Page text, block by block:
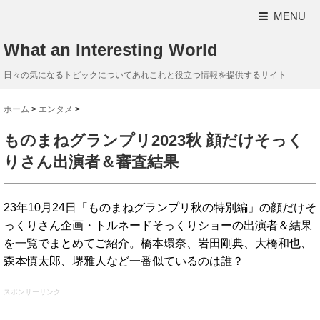
MENU
What an Interesting World
日々の気になるトピックについてあれこれと役立つ情報を提供するサイト
ホーム > エンタメ >
ものまねグランプリ2023秋 顔だけそっく
りさん出演者＆審査結果
23年10月24日「ものまねグランプリ秋の特別編」の顔だけそ
っくりさん企画・トルネードそっくりショーの出演者＆結果
を一覧でまとめてご紹介。橋本環奈、岩田剛典、大橋和也、
森本慎太郎、堺雅人など一番似ているのは誰？
スポンサーリンク